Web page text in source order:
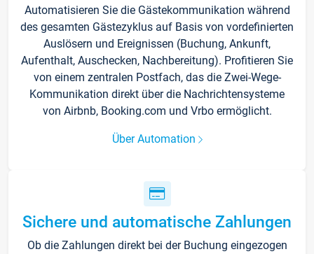
Automatisieren Sie die Gästekommunikation während
des gesamten Gästezyklus auf Basis von vordefinierten
Auslösern und Ereignissen (Buchung, Ankunft,
Aufenthalt, Auschecken, Nachbereitung). Profitieren Sie
von einem zentralen Postfach, das die Zwei-Wege-
Kommunikation direkt über die Nachrichtensysteme
von Airbnb, Booking.com und Vrbo ermöglicht.
Über Automation
Sichere und automatische Zahlungen
Ob die Zahlungen direkt bei der Buchung eingezogen